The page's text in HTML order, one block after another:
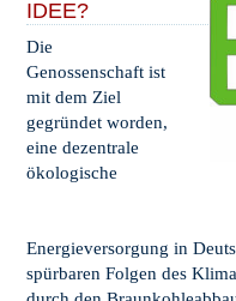
IDEE?
Die
Genossenschaft ist
mit dem Ziel
gegründet worden,
eine dezentrale
ökologische
Energieversorgung in
spürbaren Folgen des